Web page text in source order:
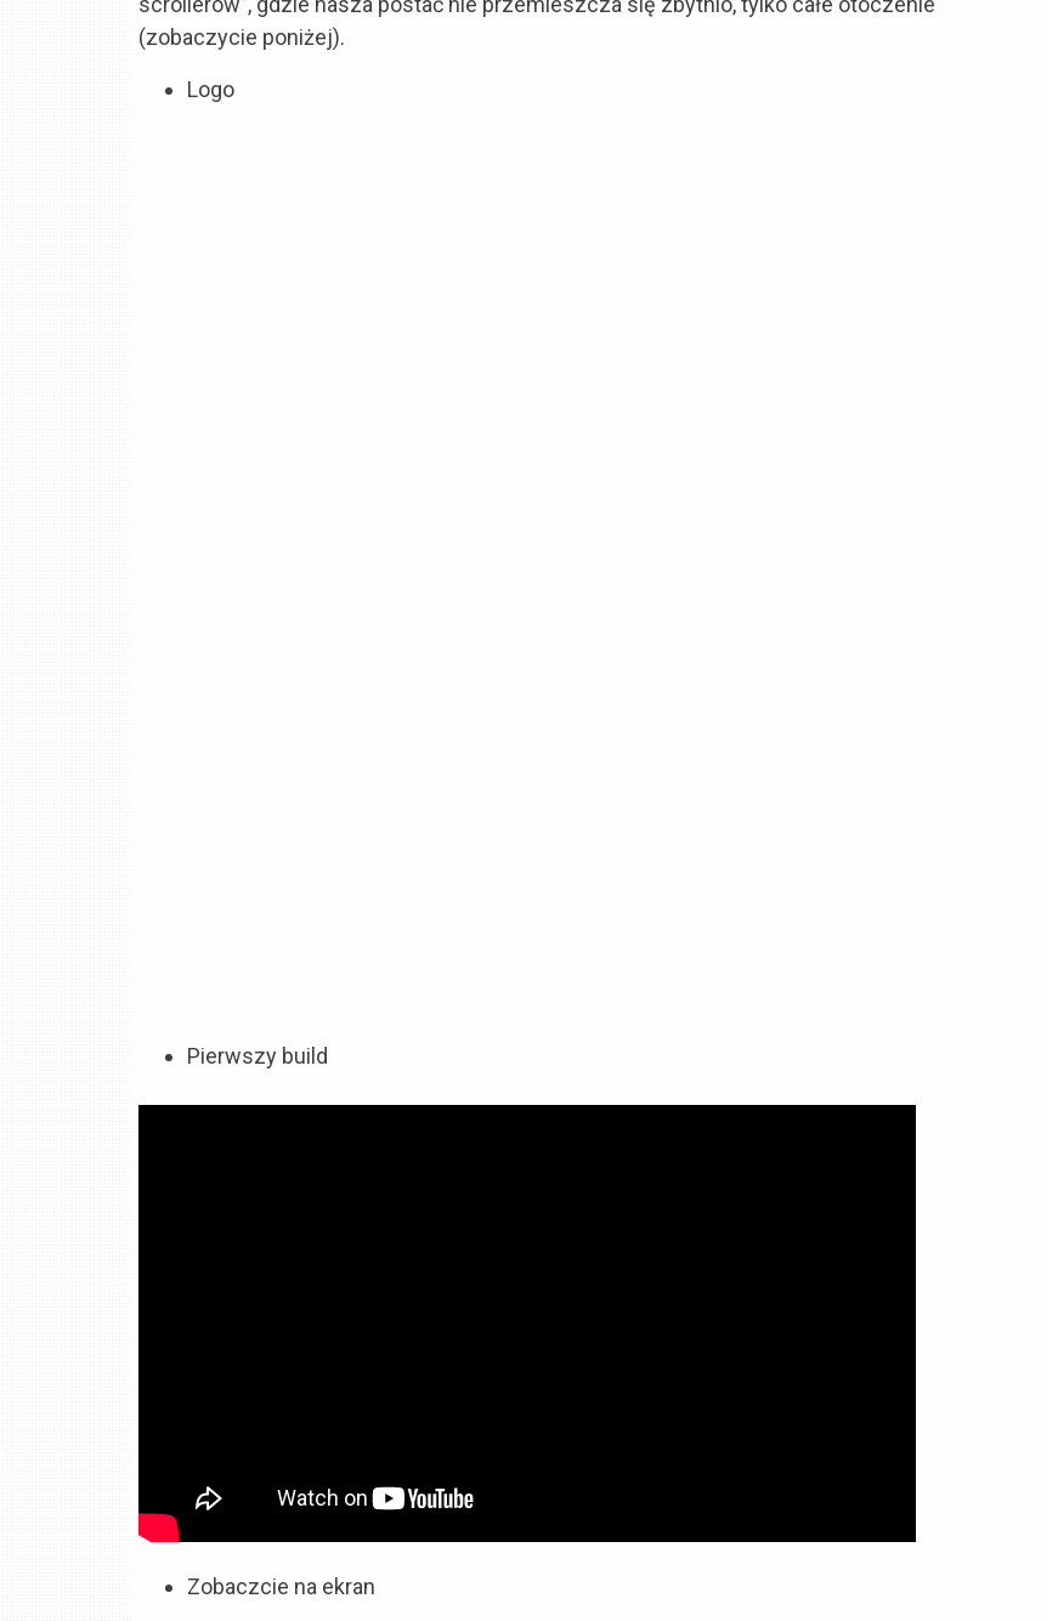
(zobaczycie poniżej).
Logo
Pierwszy build
Zobaczcie na ekran